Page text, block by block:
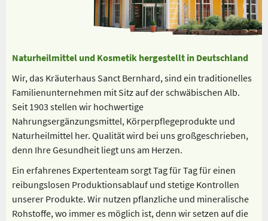
Naturheilmittel und Kosmetik hergestellt in Deutschland
Wir, das Kräuterhaus Sanct Bernhard, sind ein traditionelles
Familienunternehmen mit Sitz auf der schwäbischen Alb.
Seit 1903 stellen wir hochwertige
Nahrungsergänzungsmittel, Körperpflegeprodukte und
Naturheilmittel her. Qualität wird bei uns großgeschrieben,
denn Ihre Gesundheit liegt uns am Herzen.
Ein erfahrenes Expertenteam sorgt Tag für Tag für einen
reibungslosen Produktionsablauf und stetige Kontrollen
unserer Produkte. Wir nutzen pflanzliche und mineralische
Rohstoffe, wo immer es möglich ist, denn wir setzen auf die